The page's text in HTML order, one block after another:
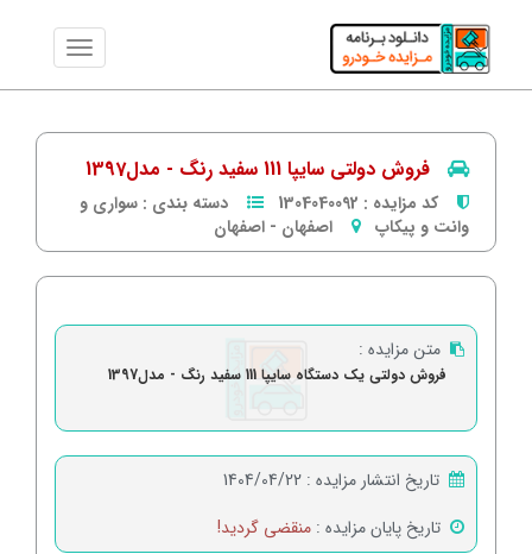
فروش دولتی سایپا 111 سفید رنگ - مدل1397
کد مزایده : 1304040092 دسته بندی : سواری و
وانت و پیکاپ
اصفهان - اصفهان
متن مزایده :
فروش دولتی یک دستگاه سایپا 111 سفید رنگ - مدل1397
تاریخ انتشار مزایده : 1404/04/22
تاریخ پایان مزایده : منقضی گردید!